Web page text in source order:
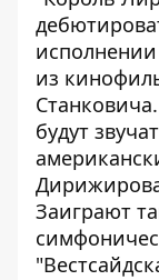
исполнении
из
будут
Заиграют